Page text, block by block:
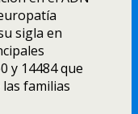
sigla en
y 14484 que
familias